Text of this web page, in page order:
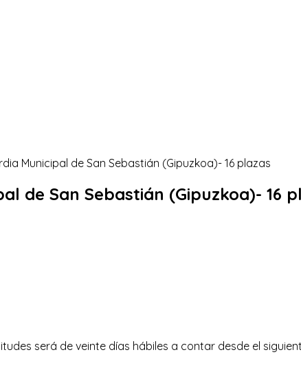
de San Sebastián (Gipuzkoa)- 16
será de veinte días hábiles a contar desde el